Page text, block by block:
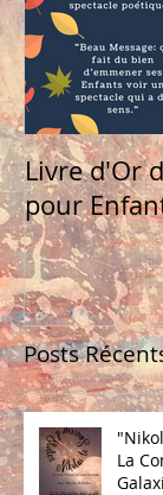
Livre d'Or
pour
Posts
La